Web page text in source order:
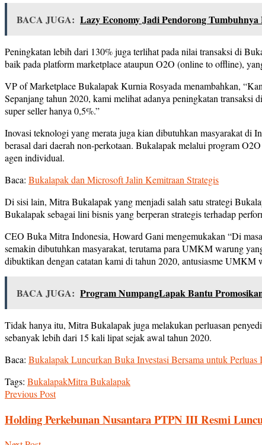
BACA JUGA: Lazy Economy Jadi Pendorong
Peningkatan lebih dari 130% juga terlihat pada nilai transaksi di
baik pada platform marketplace ataupun O2O (online to offline),
VP of Marketplace Bukalapak Kurnia Rosyada menambahkan,
Sepanjang tahun 2020, kami melihat adanya peningkatan
super seller hanya 0,5%.”
Inovasi teknologi yang merata juga kian dibutuhkan masyarakat di
berasal dari daerah non-perkotaan. Bukalapak melalui program
agen individual.
Baca: Bukalapak dan Microsoft Jalin Kemitraan Strategis
Di sisi lain, Mitra Bukalapak yang menjadi salah satu strategi
Bukalapak sebagai lini bisnis yang berperan strategis terhadap
CEO Buka Mitra Indonesia, Howard Gani mengemukakan “Di
semakin dibutuhkan masyarakat, terutama para UMKM warung
dibuktikan dengan catatan kami di tahun 2020, antusiasme
BACA JUGA: Program NumpangLapak Bantu
Tidak hanya itu, Mitra Bukalapak juga melakukan perluasan
sebanyak lebih dari 15 kali lipat sejak awal tahun 2020.
Baca: Bukalapak Luncurkan Buka Investasi Bersama untuk
Tags: BukalapakMitra Bukalapak
Previous Post
Holding Perkebunan Nusantara PTPN III Resmi